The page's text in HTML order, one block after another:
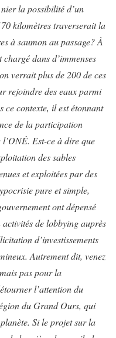
la possibilité d’un
kilomètres traverserait la
à saumon au passage? À
dans d’immenses
verrait plus de 200 de ces
rejoindre des eaux parmi
ce contexte, il est étonnant
de la participation
l’ONÉ. Est-ce à dire que
des sables
et exploitées par des
pure et simple,
ont dépensé
de lobbying auprès
d’investissements
Autrement dit, venez
pas pour la
l’attention du
du Grand Ours, qui
Si le projet sur la